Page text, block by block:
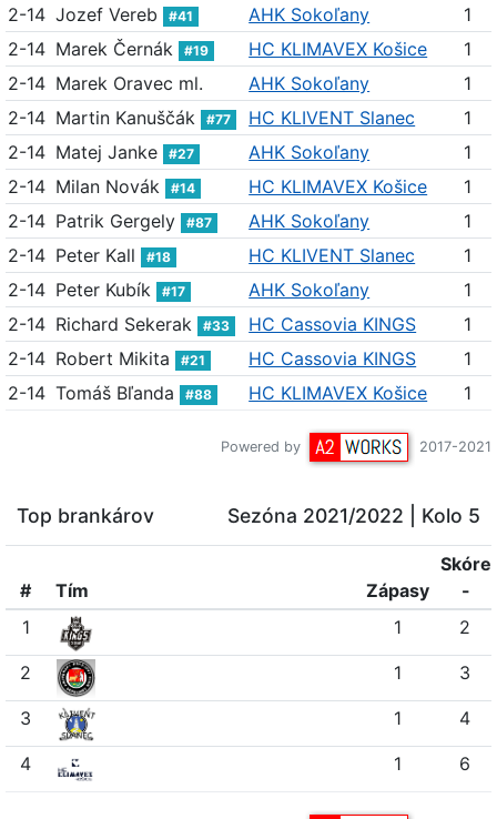
2-14 Jozef Vereb #41 AHK Sokoľany
1
2-14 Marek Černák #19 HC KLIMAVEX Košice
1
2-14 Marek Oravec ml. AHK Sokoľany
1
2-14 Martin Kanuščák #77 HC KLIVENT Slanec
1
2-14 Matej Janke #27 AHK Sokoľany
1
2-14 Milan Novák #14 HC KLIMAVEX Košice
1
2-14 Patrik Gergely #87 AHK Sokoľany
1
2-14 Peter Kall #18 HC KLIVENT Slanec
1
2-14 Peter Kubík #17 AHK Sokoľany
1
2-14 Richard Sekerak #33 HC Cassovia KINGS
1
2-14 Robert Mikita #21 HC Cassovia KINGS
1
2-14 Tomáš Bľanda #88 HC KLIMAVEX Košice 1
Powered by 2017-2021
Top brankárov Sezóna 2021/2022 | Kolo 5
# Tím Zápasy
Skóre
-
1
1 2
2 1 3
3 1 4
4 1 6